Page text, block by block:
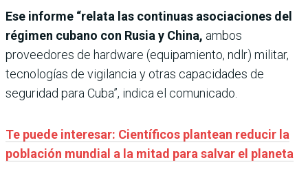
Ese informe “relata las continuas asociaciones del
régimen cubano con Rusia y China, ambos
proveedores de hardware (equipamiento, ndlr) militar,
tecnologías de vigilancia y otras capacidades de
seguridad para Cuba”, indica el comunicado.
Te puede interesar: Científicos plantean reducir la
población mundial a la mitad para salvar el planeta